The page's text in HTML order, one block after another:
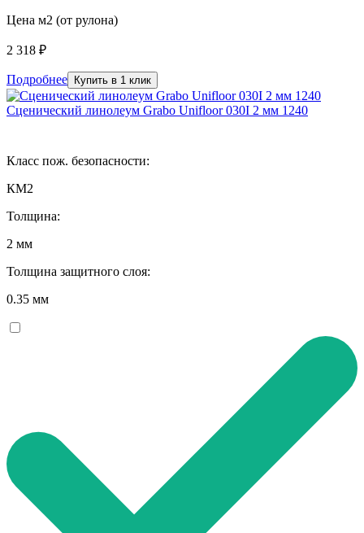
Цена м2 (от рулона)
2 318 ₽
Подробнее Купить в 1 клик
Сценический линолеум Grabo Unifloor 030I 2 мм 1240
Класс пож. безопасности:
КМ2
Толщина:
2 мм
Толщина защитного слоя:
0.35 мм